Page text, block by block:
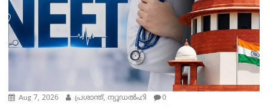
Aug 7, 2026 പ്രശാന്ത്, ന്യൂഡല്‍ഹി 0